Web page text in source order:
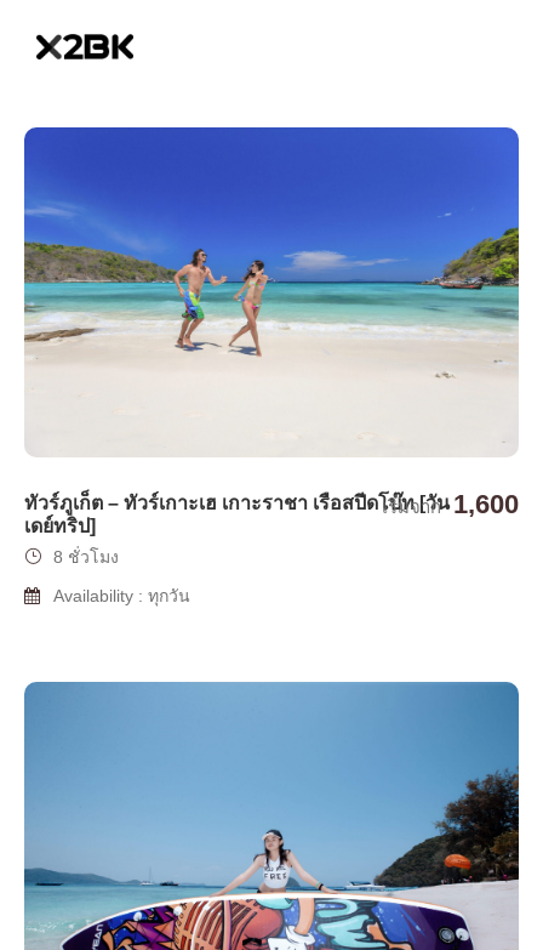
ทัวร์ภูเก็ต – ทัวร์เกาะเฮ เกาะราชา เรือสปีดโบ๊ท [วัน
เดย์ทริป]
เริ่มจาก 1,600
8 ชั่วโมง
Availability : ทุกวัน